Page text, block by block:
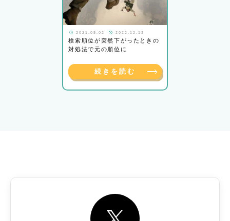
検索順位が突然下がったときの
対処法で元の順位に
2021.08.02 2022.12.13
続きを読む